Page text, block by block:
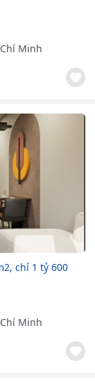
Minh
chỉ 1 tỷ 600
Minh